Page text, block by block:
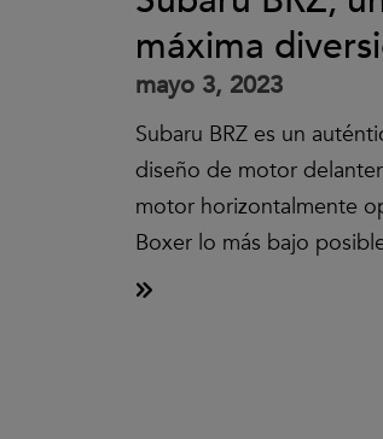
máxima
mayo 3, 2023
Subaru BRZ es un
diseño de motor
motor horizontalmente
Boxer lo más bajo